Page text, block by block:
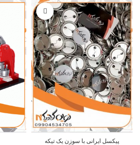
پیکسل ایرانی با سوزن یک تیکه